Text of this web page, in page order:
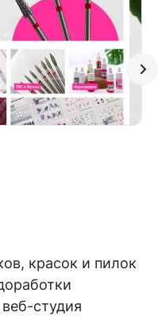
красок и пилок
студия